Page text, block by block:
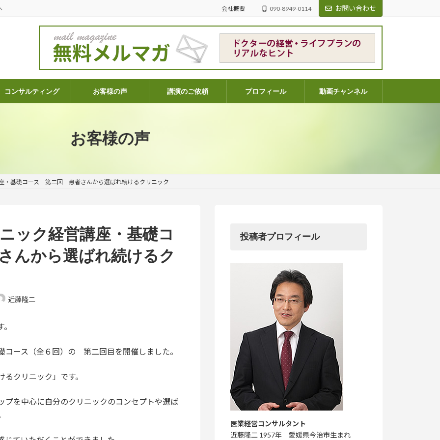
会社概要 090-8949-0114 お問い合わせ
コンサルティング お客様の声 講演のご依頼 プロフィール 動画チャンネル
お客様の声
・基礎コース 第二回 患者さんから選ばれ続けるクリニック
ック経営講座・基礎コ
から選ばれ続けるク
近藤隆二
コース（全６回）の 第二回目を開催しました。
クリニック」です。
プを中心に自分のクリニックのコンセプトや選ば
投稿者プロフィール
医業経営コンサルタント
近藤隆二 1957年 愛媛県今治市生まれ